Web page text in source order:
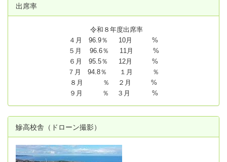
出席率
令和８年度出席率
４月 96.9％ 10月 %
５月 96.6％ 11月 %
６月 95.5％ 12月 %
７月 94.8％ １月 ％
８月 ％ ２月 %
９月 ％ ３月 %
鰺高校舎（ドローン撮影）